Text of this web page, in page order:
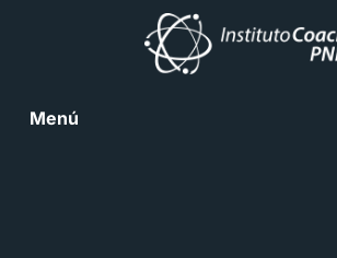
Menú